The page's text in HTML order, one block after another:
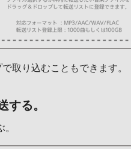
取り込むこともできます。
する。